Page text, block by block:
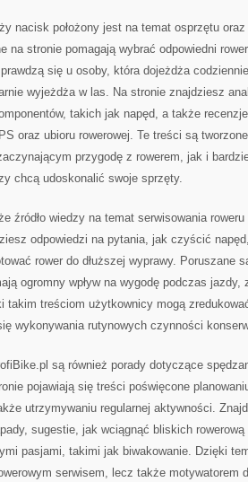
nacisk położony jest na temat osprzętu
na stronie pomagają wybrać odpowiedni
się u osoby, która dojeżdża
wyjeżdża w las. Na stronie znajdziesz
takich jak napęd, a także
oraz ubioru rowerowej. Te treści są
przygodę z rowerem, jak i
chcą udoskonalić swoje sprzęty.
źródło wiedzy na temat serwisowania
odpowiedzi na pytania, jak czyścić
rower do dłuższej wyprawy. Poruszane
ogromny wpływ na wygodę podczas jazdy,
takim treściom użytkownicy mogą
wykonywania rutynowych czynności
są również porady dotyczące
pojawiają się treści poświęcone
utrzymywaniu regularnej aktywności.
sugestie, jak wciągnąć bliskich
pasjami, takimi jak biwakowanie. Dzięki
serwisem, lecz także motywatorem